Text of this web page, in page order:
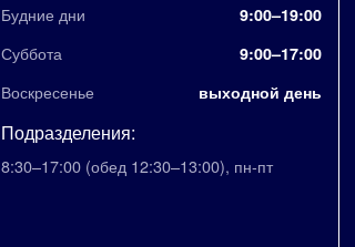
Будние дни 9:00–19:00
Суббота 9:00–17:00
Воскресенье выходной день
Подразделения:
8:30–17:00 (обед 12:30–13:00), пн-пт